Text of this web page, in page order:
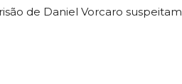
de Daniel Vorcaro suspeitam